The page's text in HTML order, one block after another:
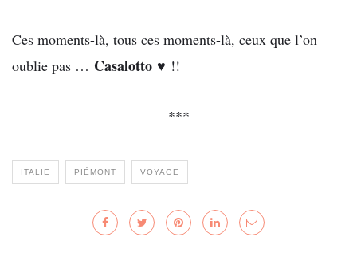
Ces moments-là, tous ces moments-là, ceux que l’on
oublie pas … Casalotto ♥ !!
***
ITALIE PIÉMONT VOYAGE